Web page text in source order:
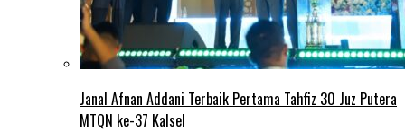
Janal Afnan Addani Terbaik Pertama Tahfiz 30 Juz Putera
MTQN ke-37 Kalsel